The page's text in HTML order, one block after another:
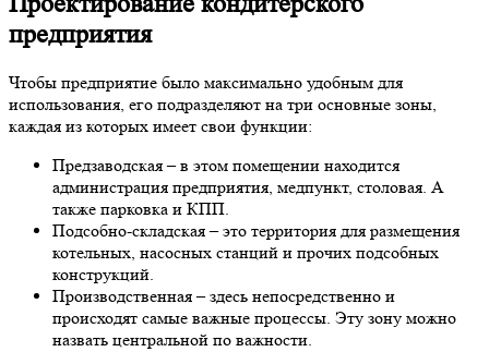
предприятия
Чтобы предприятие было максимально удобным для
использования, его подразделяют на три основные зоны,
каждая из которых имеет свои функции:
Предзаводская – в этом помещении находится
администрация предприятия, медпункт, столовая. А
также парковка и КПП.
Подсобно-складская – это территория для размещения
котельных, насосных станций и прочих подсобных
конструкций.
Производственная – здесь непосредственно и
происходят самые важные процессы. Эту зону можно
назвать центральной по важности.